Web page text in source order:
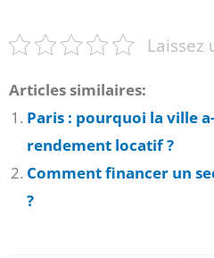
Laissez
Articles similaires:
Paris : pourquoi la ville
rendement locatif ?
Comment financer un
?